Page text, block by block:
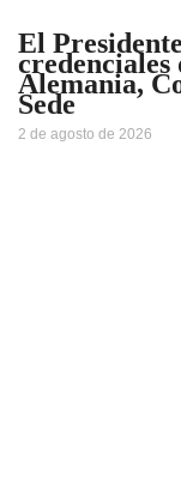
El
credenciales
Alemania,
Sede
2 de agosto de 2026